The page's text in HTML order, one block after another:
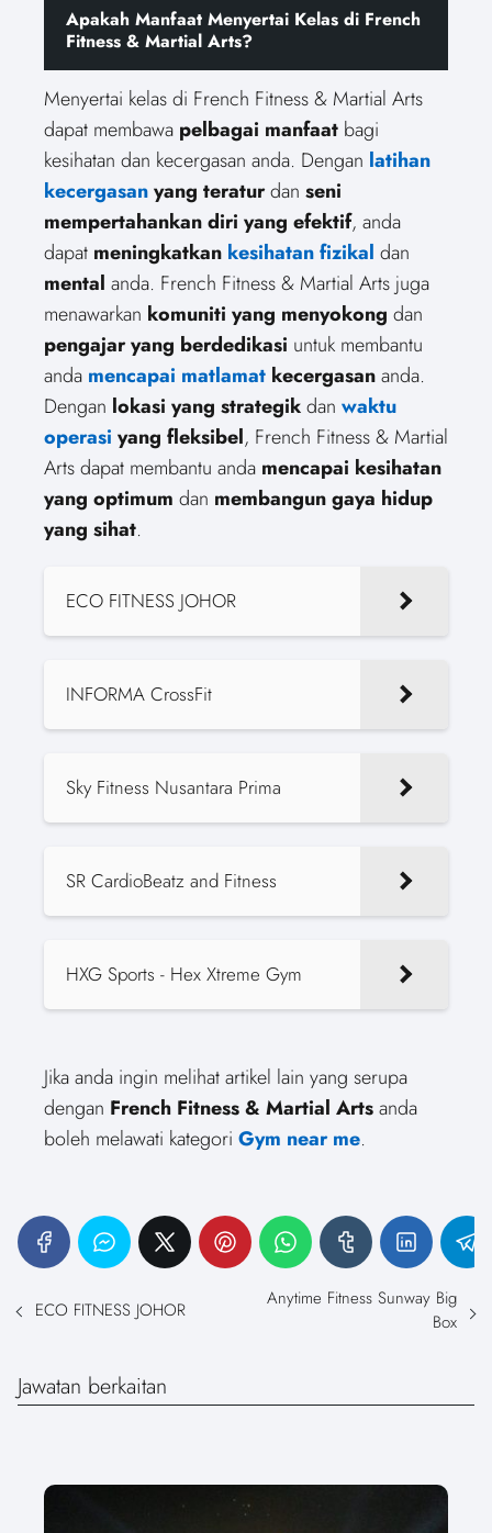
Apakah Manfaat Menyertai Kelas di French
Fitness & Martial Arts?
Menyertai kelas di French Fitness & Martial Arts
dapat membawa pelbagai manfaat bagi
kesihatan dan kecergasan anda. Dengan latihan
kecergasanyang teraturdan seni
mempertahankan diri yang efektif, anda
dapat meningkatkan kesihatan fizikal dan
mental anda. French Fitness & Martial Arts juga
menawarkan komuniti yang menyokong dan
pengajar yang berdedikasi untuk membantu
anda mencapai matlamat kecergasananda.
Dengan lokasi yang strategikdan waktu
operasi yang fleksibel, French Fitness & Martial
Arts dapat membantu anda mencapai kesihatan
yang optimum dan membangun gaya hidup
yang sihat.
ECO FITNESS JOHOR
INFORMA CrossFit
Sky Fitness Nusantara Prima
SR CardioBeatz and Fitness
HXG Sports - Hex Xtreme Gym
Jika anda ingin melihat artikel lain yang serupa
dengan French Fitness & Martial Artsanda
boleh melawati kategori Gym near me.
ECO FITNESS JOHOR
Anytime Fitness Sunway Big
Box
Jawatan berkaitan